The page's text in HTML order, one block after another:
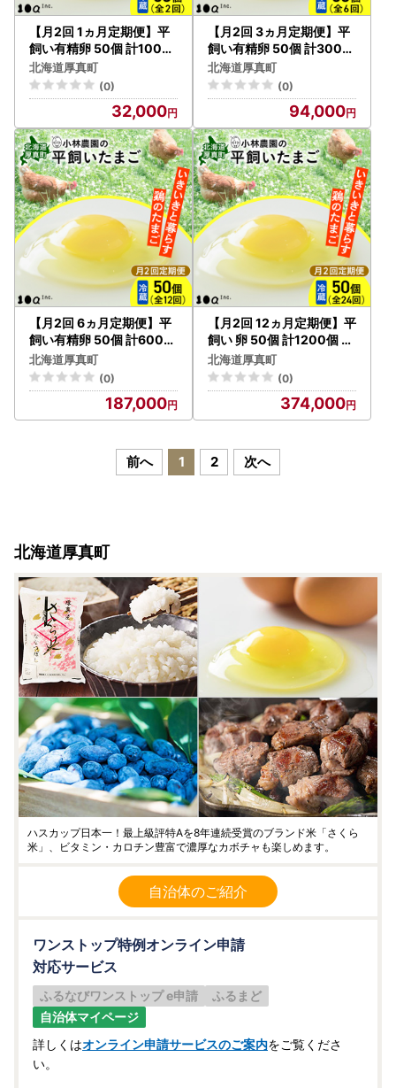
【月2回 1ヵ月定期便】平
飼い有精卵 50個 計100個
冷蔵便 [AXAN019]
北海道厚真町
(0)
32,000
【月2回 3ヵ月定期便】平
飼い有精卵 50個 計300個
冷蔵便 [AXAN021]
北海道厚真町
(0)
94,000
【月2回 6ヵ月定期便】平
飼い有精卵 50個 計600個
冷蔵便 [AXAN022]
北海道厚真町
(0)
187,000
【月2回 12ヵ月定期便】平
飼い 卵 50個 計1200個 冷
蔵 [AXAN023]
北海道厚真町
(0)
374,000
前へ 1 2 次へ
北海道厚真町
ハスカップ日本一！最上級評特Aを8年連続受賞のブランド米「さくら
米」、ビタミン・カロチン豊富で濃厚なカボチャも楽しめます。
自治体のご紹介
ワンストップ特例オンライン申請
対応サービス
ふるなびワンストップ e申請
ふるまど
自治体マイページ
詳しくはオンライン申請サービスのご案内をご覧くださ
い。